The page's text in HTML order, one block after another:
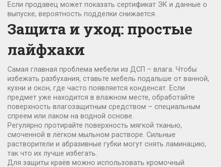
Если продавец может показать сертификат ЭК и данные о
выпуске, вероятность подделки снижается.
Защита и уход: простые
лайфхаки
Самая главная проблема мебели из ДСП – влага. Чтобы
избежать разбухания, ставьте мебель подальше от ванной,
кухни и окон, где часто появляется конденсат. Если
предмет уже находится в влажном месте, обработайте
поверхность влагозащитным средством – специальным
спреем или лаком на водной основе.
Регулярно протирайте поверхность мягкой тканью,
смоченной в лёгком мыльном растворе. Сильные
растворители и абразивные губки могут снять ламинацию,
так что их лучше избегать.
Для защиты краёв можно использовать кромочный